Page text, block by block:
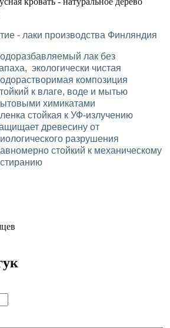
- лаки производства Финляндия
лак без
экологически чистая
композиция
к влаге, воде и мытью
химикатами
стойкая к УФ-излучению
древесину от
разрушения
стойкий к механическому